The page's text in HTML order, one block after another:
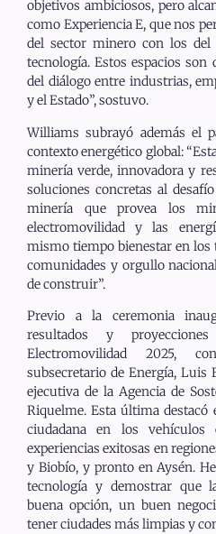
objetivos ambiciosos, pero
como Experiencia E, que nos
del sector minero con los
tecnología. Estos espacios son
del diálogo entre industrias,
y el Estado”, sostuvo.
Williams subrayó además el
contexto energético global:
minería verde, innovadora y
soluciones concretas al
minería que provea los
electromovilidad y las
mismo tiempo bienestar en los
comunidades y orgullo
de construir”.
Previo a la ceremonia
resultados y
Electromovilidad 2025,
subsecretario de Energía, Luis
ejecutiva de la Agencia de
Riquelme. Esta última
ciudadana en los vehículos
experiencias exitosas en
y Biobío, y pronto en Aysén.
tecnología y demostrar que
buena opción, un buen
tener ciudades más limpias y